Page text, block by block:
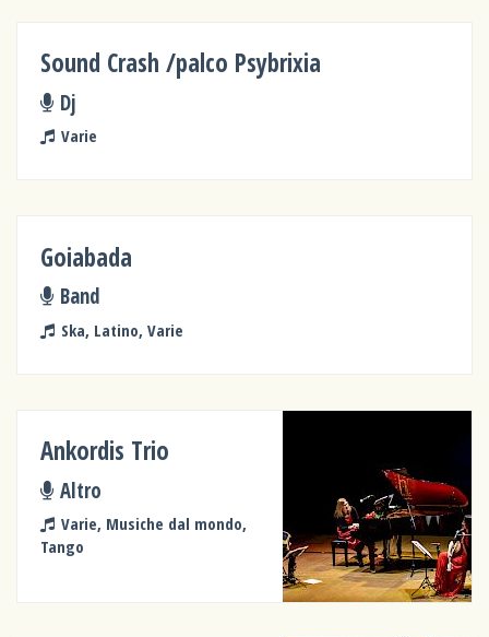
Sound Crash /palco Psybrixia
Dj
Varie
Goiabada
Band
Ska, Latino, Varie
Ankordis Trio
Altro
Varie, Musiche dal mondo,
Tango